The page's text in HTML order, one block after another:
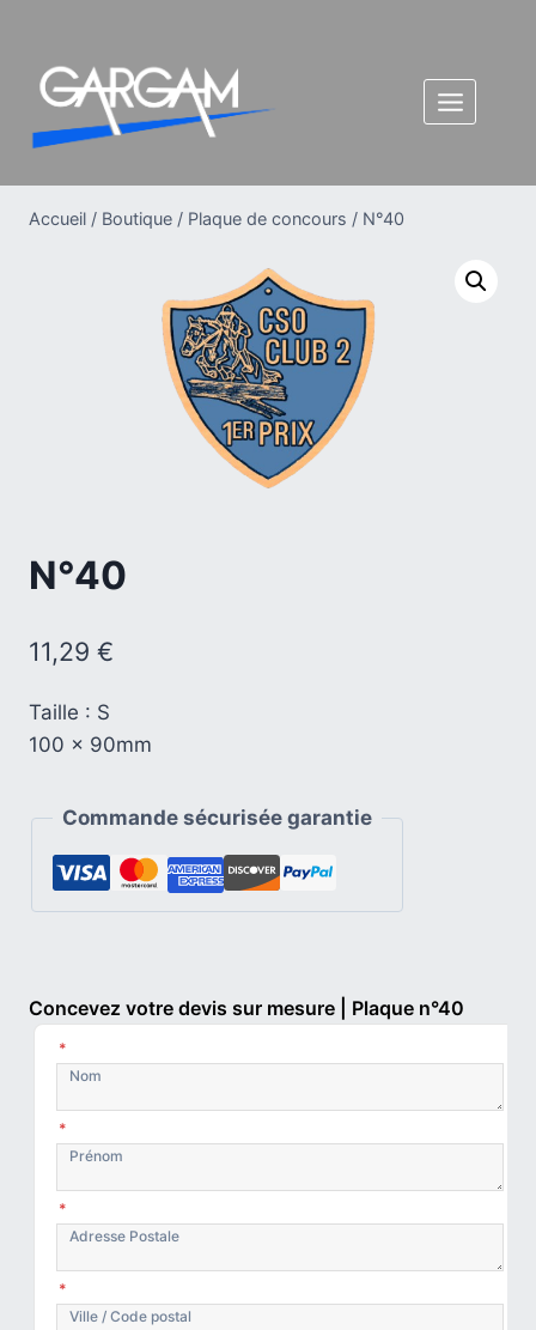
contenu
Accueil / Boutique / Plaque de concours / N°40
N°40
11,29 €
Taille : S
100 x 90mm
Commande sécurisée garantie
Concevez votre devis sur mesure | Plaque n°40
*
*
*
*